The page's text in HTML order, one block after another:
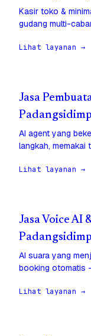
Kasir toko &
gudang multi-
Lihat layanan →
Jasa
AI agent yang
langkah,
Lihat layanan →
Jasa Voice AI
AI suara yang
booking otomatis
Lihat layanan →